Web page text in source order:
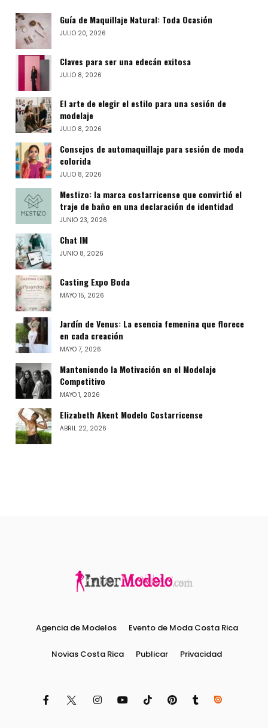
Guía de Maquillaje Natural: Toda Ocasión
JULIO 20, 2026
Claves para ser una edecán exitosa
JULIO 8, 2026
El arte de elegir el estilo para una sesión de
modelaje
JULIO 8, 2026
Consejos de automaquillaje para sesión de moda
colorida
JULIO 8, 2026
Mestizo: la marca costarricense que convirtió el
traje de baño en una declaración de identidad
JUNIO 23, 2026
Chat IM
JUNIO 8, 2026
Casting Expo Boda
MAYO 15, 2026
Jardín de Venus: La esencia femenina que florece
en cada creación
MAYO 7, 2026
Manteniendo la Motivación en el Modelaje
Competitivo
MAYO 1, 2026
Elizabeth Akent Modelo Costarricense
ABRIL 22, 2026
Agencia de Modelos Evento de Moda Costa Rica
Novias Costa Rica Publicar Privacidad